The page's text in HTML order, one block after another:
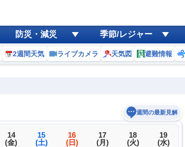
防災・減災 季節/レジャー
2週間天気 ライブカメラ 天気図 避難情報
週間の最新見解
14
(金)
15
(土)
16
(日)
17
(月)
18
(火)
19
(水)